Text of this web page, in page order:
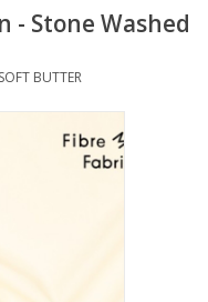
- Stone Washed
BUTTER